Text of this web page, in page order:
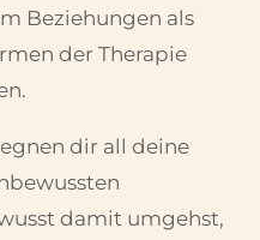
Beziehungen als
der Therapie
dir all deine
damit umgehst,